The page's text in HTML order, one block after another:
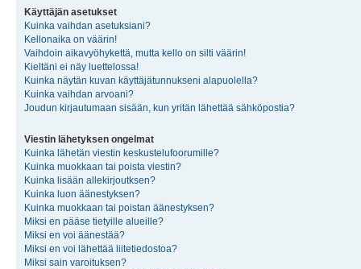
Käyttäjän asetukset
Kuinka vaihdan asetuksiani?
Kellonaika on väärin!
Vaihdoin aikavyöhykettä, mutta kello on silti väärin!
Kieltäni ei näy luettelossa!
Kuinka näytän kuvan käyttäjätunnukseni alapuolella?
Kuinka vaihdan arvoani?
Joudun kirjautumaan sisään, kun yritän lähettää sähköpostia?
Viestin lähetyksen ongelmat
Kuinka lähetän viestin keskustelufoorumille?
Kuinka muokkaan tai poista viestin?
Kuinka lisään allekirjoutksen?
Kuinka luon äänestyksen?
Kuinka muokkaan tai poistan äänestyksen?
Miksi en pääse tietyille alueille?
Miksi en voi äänestää?
Miksi en voi lähettää liitetiedostoa?
Miksi sain varoituksen?